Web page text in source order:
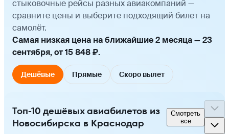
стыковочные рейсы разных авиакомпаний —
сравните цены и выберите подходящий билет на
самолёт.
Самая низкая цена на ближайшие 2 месяца — 23
сентября, от 15 848 ₽.
Дешёвые Прямые Скоро вылет
Топ-10 дешёвых авиабилетов из
Новосибирска в Краснодар
Смотреть
все